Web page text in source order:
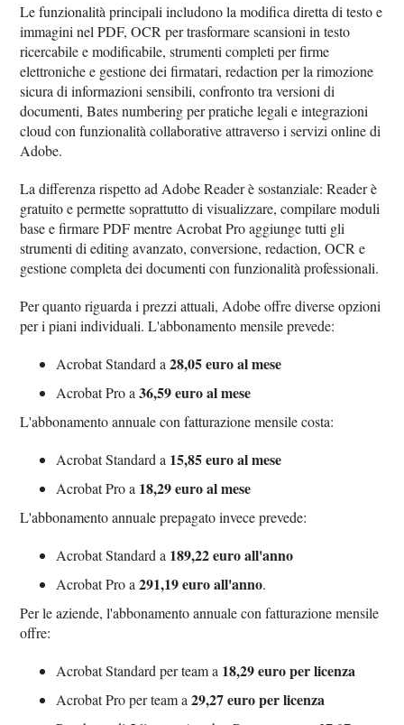
Le funzionalità principali includono la modifica diretta di testo e
immagini nel PDF, OCR per trasformare scansioni in testo
ricercabile e modificabile, strumenti completi per firme
elettroniche e gestione dei firmatari, redaction per la rimozione
sicura di informazioni sensibili, confronto tra versioni di
documenti, Bates numbering per pratiche legali e integrazioni
cloud con funzionalità collaborative attraverso i servizi online di
Adobe.
La differenza rispetto ad Adobe Reader è sostanziale: Reader è
gratuito e permette soprattutto di visualizzare, compilare moduli
base e firmare PDF mentre Acrobat Pro aggiunge tutti gli
strumenti di editing avanzato, conversione, redaction, OCR e
gestione completa dei documenti con funzionalità professionali.
Per quanto riguarda i prezzi attuali, Adobe offre diverse opzioni
per i piani individuali. L'abbonamento mensile prevede:
Acrobat Standard a28,05 euro al mese
Acrobat Pro a36,59 euro al mese
L'abbonamento annuale con fatturazione mensile costa:
Acrobat Standard a 15,85 euro al mese
Acrobat Pro a 18,29 euro al mese
L'abbonamento annuale prepagato invece prevede:
Acrobat Standard a 189,22 euro all'anno
Acrobat Pro a291,19 euro all'anno.
Per le aziende, l'abbonamento annuale con fatturazione mensile
offre:
Acrobat Standard per team a 18,29 euro per licenza
Acrobat Pro per team a29,27 euro per licenza